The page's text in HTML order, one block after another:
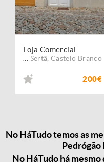
Loja Comercial
Sertã ,Castelo Branco
200€
No HáTudo temos as
Pedrógão
No HáTudo há